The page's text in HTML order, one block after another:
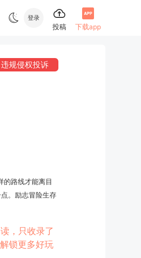
登录
投稿 下载app
违规侵权投诉
的路线才能离目
。励志冒险生存
，只收录了
解锁更多好玩